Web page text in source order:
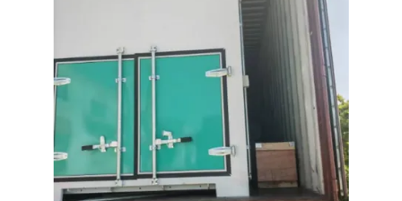
POLÍTICAS
PRIVACIDAD